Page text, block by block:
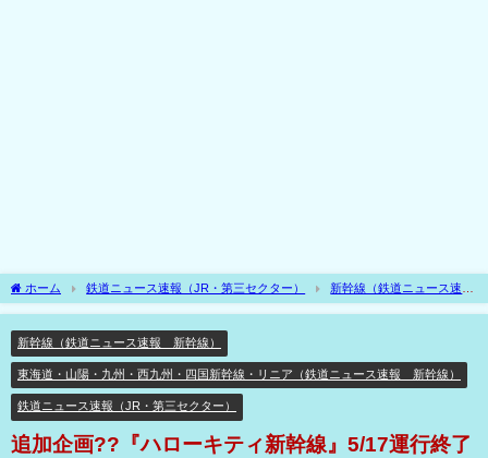
ホーム 鉄道ニュース速報（JR・第三セクター）
新幹線（鉄道ニュース速
報 新幹線）
追加企画??『ハローキティ新幹線』5/17運行終了前の臨時列車ツア
新幹線（鉄道ニュース速報 新幹線）
東海道・山陽・九州・西九州・四国新幹線・リニア（鉄道ニュース速報 新幹線）
鉄道ニュース速報（JR・第三セクター）
追加企画??『ハローキティ新幹線』5/17運行終了